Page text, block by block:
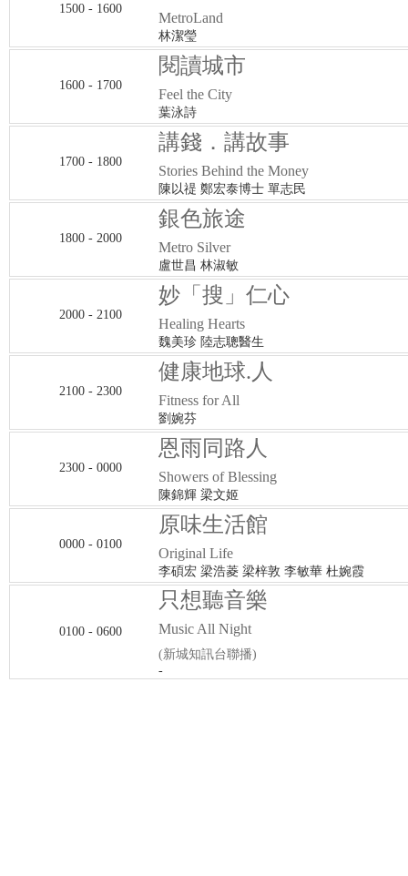
1500 - 1600
MetroLand
林潔瑩
1600 - 1700
閱讀城市
Feel the City
葉泳詩
1700 - 1800
講錢．講故事
Stories Behind the Money
陳以禔 鄭宏泰博士 單志民
1800 - 2000
銀色旅途
Metro Silver
盧世昌 林淑敏
2000 - 2100
妙「搜」仁心
Healing Hearts
魏美珍 陸志聰醫生
2100 - 2300
健康地球.人
Fitness for All
劉婉芬
2300 - 0000
恩雨同路人
Showers of Blessing
陳錦輝 梁文姬
0000 - 0100
原味生活館
Original Life
李碩宏 梁浩菱 梁梓敦 李敏華 杜婉霞
0100 - 0600
只想聽音樂
Music All Night
(新城知訊台聯播)
-